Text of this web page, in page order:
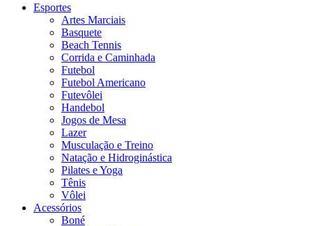
Esportes
Artes Marciais
Basquete
Beach Tennis
Corrida e Caminhada
Futebol
Futebol Americano
Futevôlei
Handebol
Jogos de Mesa
Lazer
Musculação e Treino
Natação e Hidroginástica
Pilates e Yoga
Tênis
Vôlei
Acessórios
Boné